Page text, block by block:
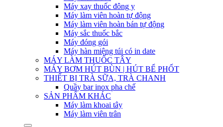
Máy xay thuốc đông y
Máy làm viên hoàn tự động
Máy làm viên hoàn bán tự động
Máy sắc thuốc bắc
Máy đóng gói
Máy hàn miệng túi có in date
MÁY LÀM THUỐC TÂY
MÁY BƠM HÚT BÙN | HÚT BỂ PHỐT
THIẾT BỊ TRÀ SỮA, TRÀ CHANH
Quầy bar inox pha chế
SẢN PHẨM KHÁC
Máy làm khoai tây
Máy làm viên trân